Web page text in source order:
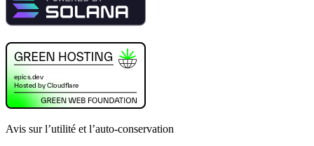
Avis sur l’utilité et l’auto-conservation